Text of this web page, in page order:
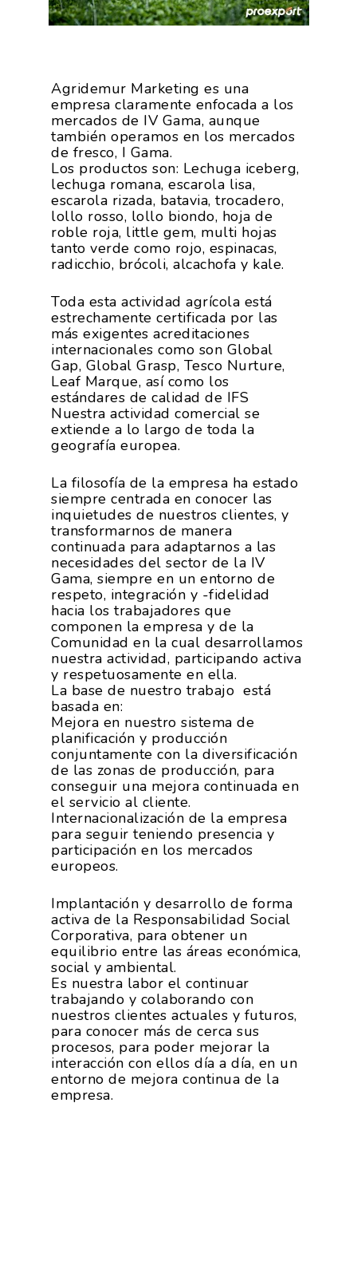
Agridemur Marketing es una
empresa claramente enfocada a los
mercados de IV Gama, aunque
también operamos en los mercados
de fresco, I Gama.
Los productos son: Lechuga iceberg,
lechuga romana, escarola lisa,
escarola rizada, batavia, trocadero,
lollo rosso, lollo biondo, hoja de
roble roja, little gem, multi hojas
tanto verde como rojo, espinacas,
radicchio, brócoli, alcachofa y kale.
Toda esta actividad agrícola está
estrechamente certificada por las
más exigentes acreditaciones
internacionales como son Global
Gap, Global Grasp, Tesco Nurture,
Leaf Marque, así como los
estándares de calidad de IFS
Nuestra actividad comercial se
extiende a lo largo de toda la
geografía europea.
La filosofía de la empresa ha estado
siempre centrada en conocer las
inquietudes de nuestros clientes, y
transformarnos de manera
continuada para adaptarnos a las
necesidades del sector de la IV
Gama, siempre en un entorno de
respeto, integración y -fidelidad
hacia los trabajadores que
componen la empresa y de la
Comunidad en la cual desarrollamos
nuestra actividad, participando activa
y respetuosamente en ella.
La base de nuestro trabajo está
basada en:
Mejora en nuestro sistema de
planificación y producción
conjuntamente con la diversificación
de las zonas de producción, para
conseguir una mejora continuada en
el servicio al cliente.
Internacionalización de la empresa
para seguir teniendo presencia y
participación en los mercados
europeos.
Implantación y desarrollo de forma
activa de la Responsabilidad Social
Corporativa, para obtener un
equilibrio entre las áreas económica,
social y ambiental.
Es nuestra labor el continuar
trabajando y colaborando con
nuestros clientes actuales y futuros,
para conocer más de cerca sus
procesos, para poder mejorar la
interacción con ellos día a día, en un
entorno de mejora continua de la
empresa.